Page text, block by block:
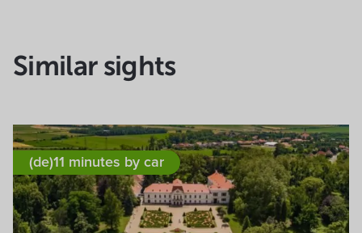
Similar sights
(de)11 minutes by car